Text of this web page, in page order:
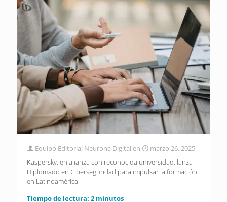
Equipo Editorial Neurona Digital en
marzo 26, 2025
Kaspersky, en alianza con reconocida universidad, lanza
Diplomado en Ciberseguridad para impulsar la formación
en Latinoamérica
Tiempo de lectura: 2 minutos